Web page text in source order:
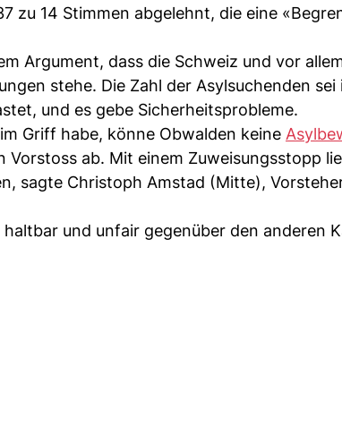
zu 14 Stimmen abgelehnt, die eine
Argument, dass die Schweiz und vor
stehe. Die Zahl der Asylsuchenden
und es gebe Sicherheitsprobleme.
Griff habe, könne Obwalden keine
ab. Mit einem Zuweisungsstopp
sagte Christoph Amstad (Mitte),
und unfair gegenüber den anderen